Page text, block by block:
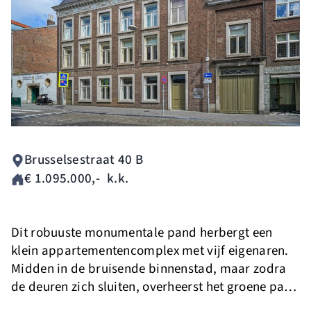
nieuwbouw.
Brusselsestraat 40 B
€ 1.095.000,- k.k.
Dit robuuste monumentale pand herbergt een
klein appartementencomplex met vijf eigenaren.
Midden in de bruisende binnenstad, maar zodra
de deuren zich sluiten, overheerst het groene park